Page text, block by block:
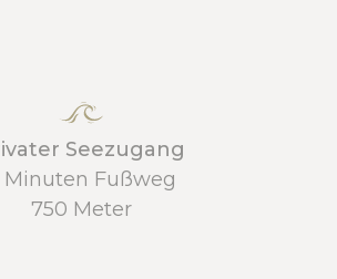
Seezugang
Minuten Fußweg
750 Meter